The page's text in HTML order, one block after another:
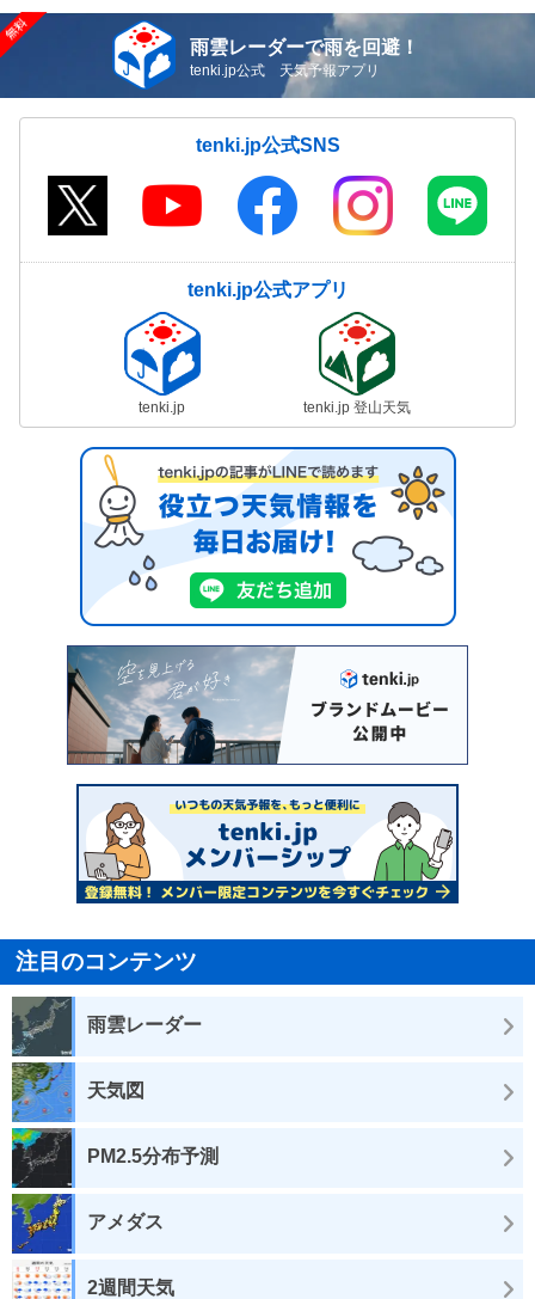
雨雲レーダーで雨を回避！
tenki.jp公式 天気予報アプリ
tenki.jp公式SNS
tenki.jp公式アプリ
tenki.jp tenki.jp 登山天気
注目のコンテンツ
雨雲レーダー
天気図
PM2.5分布予測
アメダス
2週間天気